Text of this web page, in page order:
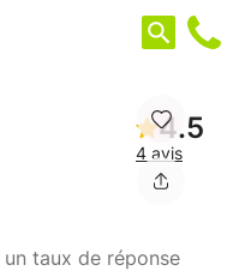
4.5
4 avis
taux de réponse